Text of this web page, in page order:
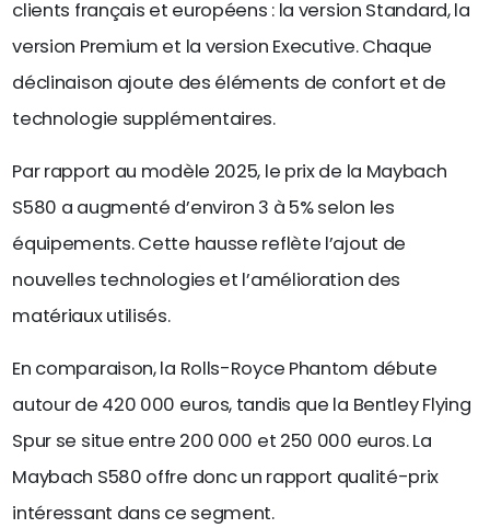
clients français et européens : la version Standard, la
version Premium et la version Executive. Chaque
déclinaison ajoute des éléments de confort et de
technologie supplémentaires.
Par rapport au modèle 2025, le prix de la Maybach
S580 a augmenté d’environ 3 à 5% selon les
équipements. Cette hausse reflète l’ajout de
nouvelles technologies et l’amélioration des
matériaux utilisés.
En comparaison, la Rolls-Royce Phantom débute
autour de 420 000 euros, tandis que la Bentley Flying
Spur se situe entre 200 000 et 250 000 euros. La
Maybach S580 offre donc un rapport qualité-prix
intéressant dans ce segment.